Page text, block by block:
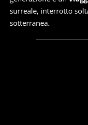
surreale, interrotto
sotterranea.